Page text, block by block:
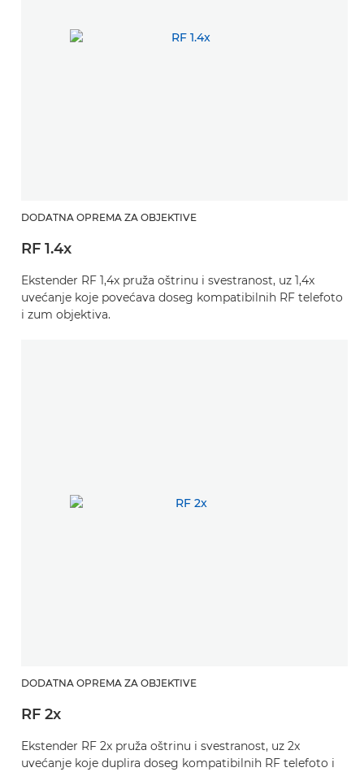
DODATNA OPREMA ZA OBJEKTIVE
RF 1.4x
Ekstender RF 1,4x pruža oštrinu i svestranost, uz 1,4x
uvećanje koje povećava doseg kompatibilnih RF telefoto
i zum objektiva.
DODATNA OPREMA ZA OBJEKTIVE
RF 2x
Ekstender RF 2x pruža oštrinu i svestranost, uz 2x
uvećanje koje duplira doseg kompatibilnih RF telefoto i